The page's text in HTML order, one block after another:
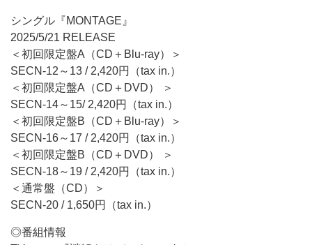
シングル『MONTAGE』
2025/5/21 RELEASE
＜初回限定盤A（CD＋Blu-ray）＞
SECN-12～13 / 2,420円（tax in.）
＜初回限定盤A（CD＋DVD） ＞
SECN-14～15/ 2,420円（tax in.）
＜初回限定盤B（CD＋Blu-ray）＞
SECN-16～17 / 2,420円（tax in.）
＜初回限定盤B（CD＋DVD） ＞
SECN-18～19 / 2,420円（tax in.）
＜通常盤（CD）＞
SECN-20 / 1,650円（tax in.）
◎番組情報